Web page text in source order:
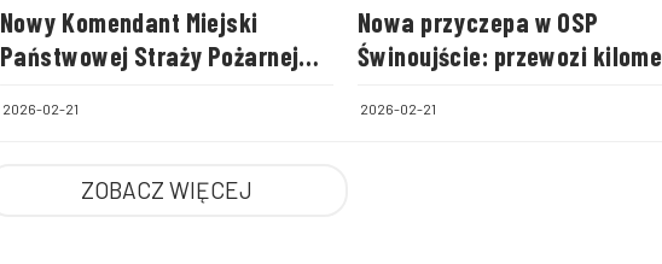
Nowy Komendant Miejski
Państwowej Straży Pożarnej
2026-02-21
Nowa przyczepa w OSP
Świnoujście: przewozi
2026-02-21
ZOBACZ WIĘCEJ